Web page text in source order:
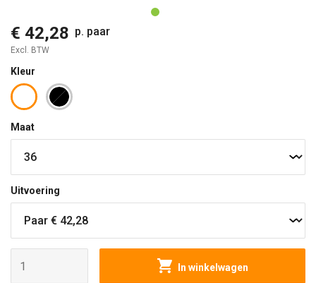
€ 42,28 p. paar
Excl. BTW
Kleur
Maat
Uitvoering
In winkelwagen